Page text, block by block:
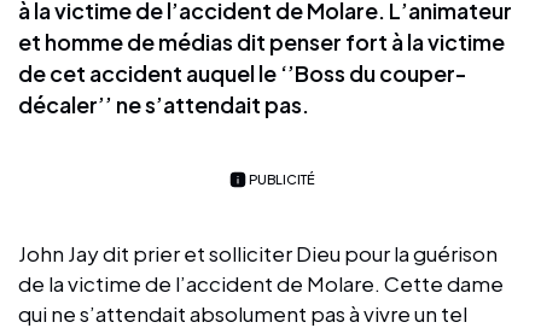
à la victime de l’accident de Molare. L’animateur
et homme de médias dit penser fort à la victime
de cet accident auquel le ‘’Boss du couper-
décaler’’ ne s’attendait pas.
PUBLICITÉ
John Jay dit prier et solliciter Dieu pour la guérison
de la victime de l’accident de Molare. Cette dame
qui ne s’attendait absolument pas à vivre un tel